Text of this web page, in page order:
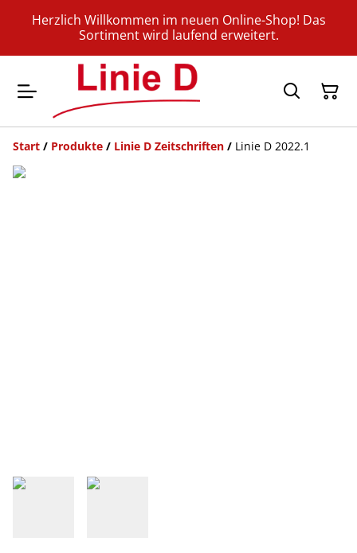
Herzlich Willkommen im neuen Online-Shop! Das
Sortiment wird laufend erweitert.
Start / Produkte / Linie D Zeitschriften / Linie D 2022.1